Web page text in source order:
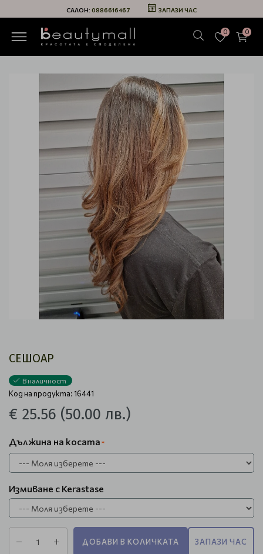
САЛОН: 0886616467 ЗАПАЗИ ЧАС
0 0
СЕШОАР
В наличност
Код на продукта: 16441
€ 25.56 (50.00 лв.)
Дължина на косата
Измиване с Kerastase
ДОБАВИ В КОЛИЧКАТА ЗАПАЗИ ЧАС